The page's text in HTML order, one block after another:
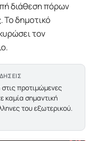
διάθεση πόρων
Το δημοτικό
τον
στις προτιμώμενες
καμία σημαντική
του εξωτερικού.